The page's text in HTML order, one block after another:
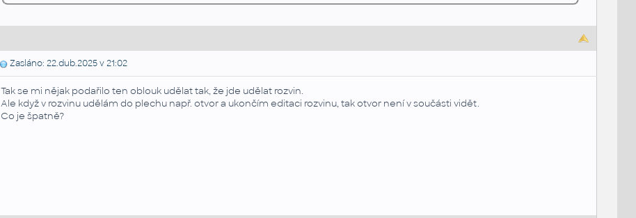
Zasláno: 22.dub.2025 v 21:02
Tak se mi nějak podařilo ten oblouk udělat tak, že jde udělat rozvin.
Ale když v rozvinu udělám do plechu např. otvor a ukončím editaci rozvinu, tak otvor není v součásti vidět.
Co je špatně?